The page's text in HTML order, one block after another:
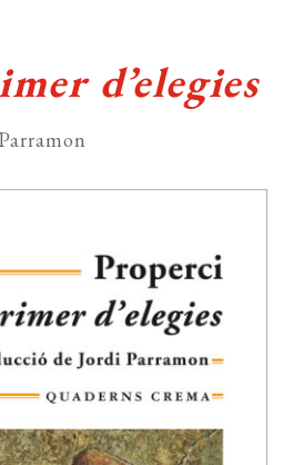
menú
RIGHTS
WISHLIST
d’elegies